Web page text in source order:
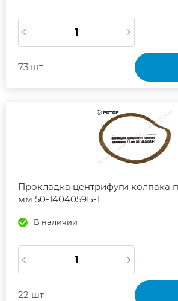
73 шт
Прокладка центрифуги колпака
мм 50-1404059Б-1
В наличии
22 шт